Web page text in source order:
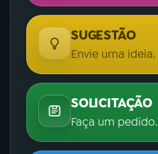
SUGESTÃO
Envie uma ideia.
SOLICITAÇÃO
Faça um pedido.